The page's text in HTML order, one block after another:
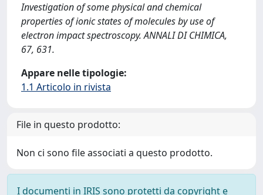
Investigation of some physical and chemical
properties of ionic states of molecules by use of
electron impact spectroscopy. ANNALI DI CHIMICA,
67, 631.
Appare nelle tipologie:
1.1 Articolo in rivista
File in questo prodotto:
Non ci sono file associati a questo prodotto.
I documenti in IRIS sono protetti da copyright e